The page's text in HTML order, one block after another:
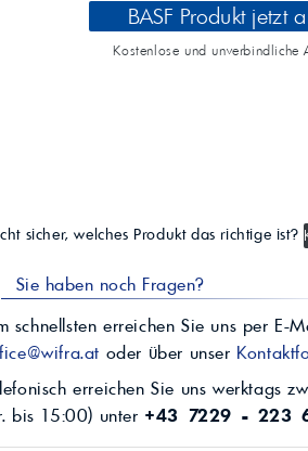
BASF Produkt jetzt
Kostenlose und unverbindliche
sicher, welches Produkt das richtige ist?
Sie haben noch Fragen?
schnellsten erreichen Sie uns per E-
oder über unser
erreichen Sie uns werktags
bis 15:00) unter +43 7229 - 223